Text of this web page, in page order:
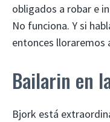
obligados a robar e
No funciona. Y si
entonces lloraremos
Bailarin en
Bjork está